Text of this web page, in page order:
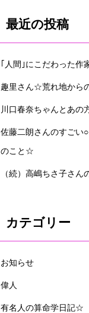
最近の投稿
｢人間｣にこだわった
趣里さん☆荒れ地から
川口春奈ちゃんとあの
佐藤二朗さんのすごい
のこと☆
（続）高嶋ちさ子さ
カテゴリー
お知らせ
偉人
有名人の算命学日記☆